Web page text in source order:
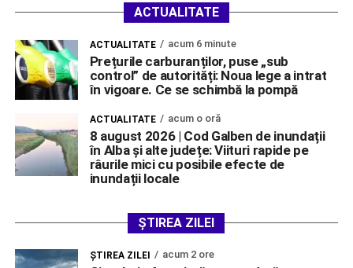
ACTUALITATE
ACTUALITATE acum 6 minute
Prețurile carburanților, puse „sub
control” de autorități: Noua lege a intrat
în vigoare. Ce se schimbă la pompă
ACTUALITATE acum o oră
8 august 2026 | Cod Galben de inundații
în Alba și alte județe: Viituri rapide pe
râurile mici cu posibile efecte de
inundații locale
ȘTIREA ZILEI
ŞTIREA ZILEI acum 2 ore